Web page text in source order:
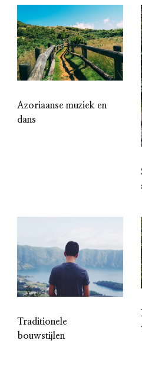
Azoriaanse muziek en
dans
Traditionele
bouwstijlen